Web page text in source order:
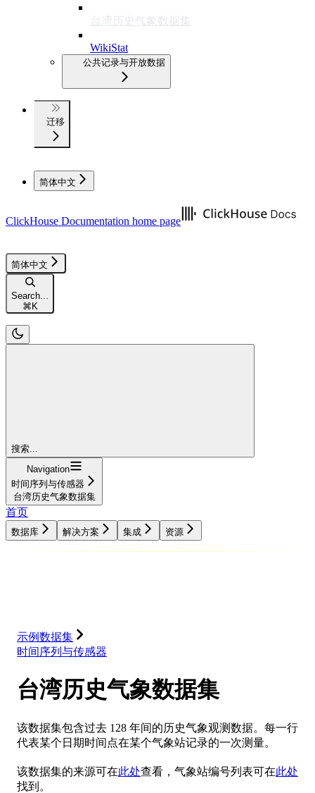
台湾历史气象数据集
WikiStat
公共记录与开放数据
迁移
简体中文
ClickHouse Documentation home page
简体中文
Search...
⌘ K
搜索...
Navigation
时间序列与传感器
台湾历史气象数据集
首页
数据库 解决方案 集成 资源
示例数据集
时间序列与传感器
台湾历史气象数据集
该数据集包含过去 128 年间的历史气象观测数据。每一行
代表某个日期时间点在某个气象站记录的一次测量。
该数据集的来源可在此处查看，气象站编号列表可在此处
找到。